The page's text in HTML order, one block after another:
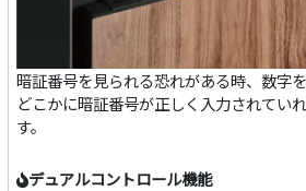
暗証番号を見られる恐れがある時、数字
どこかに暗証番号が正しく入力されてい
す。
デュアルコントロール機能